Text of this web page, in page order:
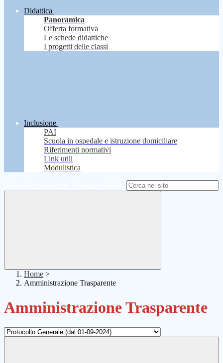
Didattica
Panoramica
Offerta formativa
Le schede didattiche
I progetti delle classi
Inclusione
PAI
Scuola in ospedale e istruzione domiciliare
Riferimenti normativi
Link utili
Modulistica
Home >
Amministrazione Trasparente
Amministrazione Trasparente